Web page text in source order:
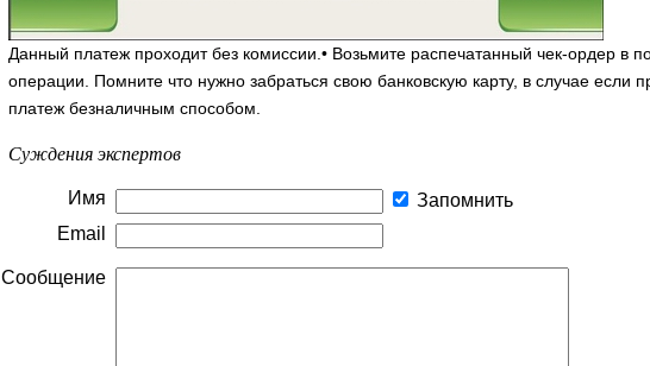
Данный платеж проходит без комиссии.• Возьмите распечатанный чек-ордер в
операции. Помните что нужно забраться свою банковскую карту, в случае если
платеж безналичным способом.
Суждения экспертов
Имя
Запомнить
Email
Сообщение